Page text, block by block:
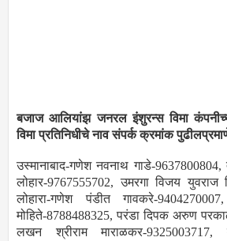
बजाज आलियांझ जनरल इंशुरन्स विमा
विमा प्रतिनिधीचे नाव संपर्क क्रमांक
उस्मानाबाद-गणेश नवनाथ गाडे-
लोहार-9767555702, उमरगा विजय युवराज
लोहारा-गणेश पंडीत गावकरे-
मोहिते-8788488325, परंडा दिपक अरुण
लखन श्रीराम माराळकर-9325003717,